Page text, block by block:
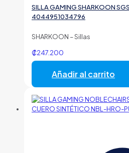
SILLA GAMING SHARKOON
4044951034796
SHARKOON – Sillas
₡247.200
Añadir al carrito